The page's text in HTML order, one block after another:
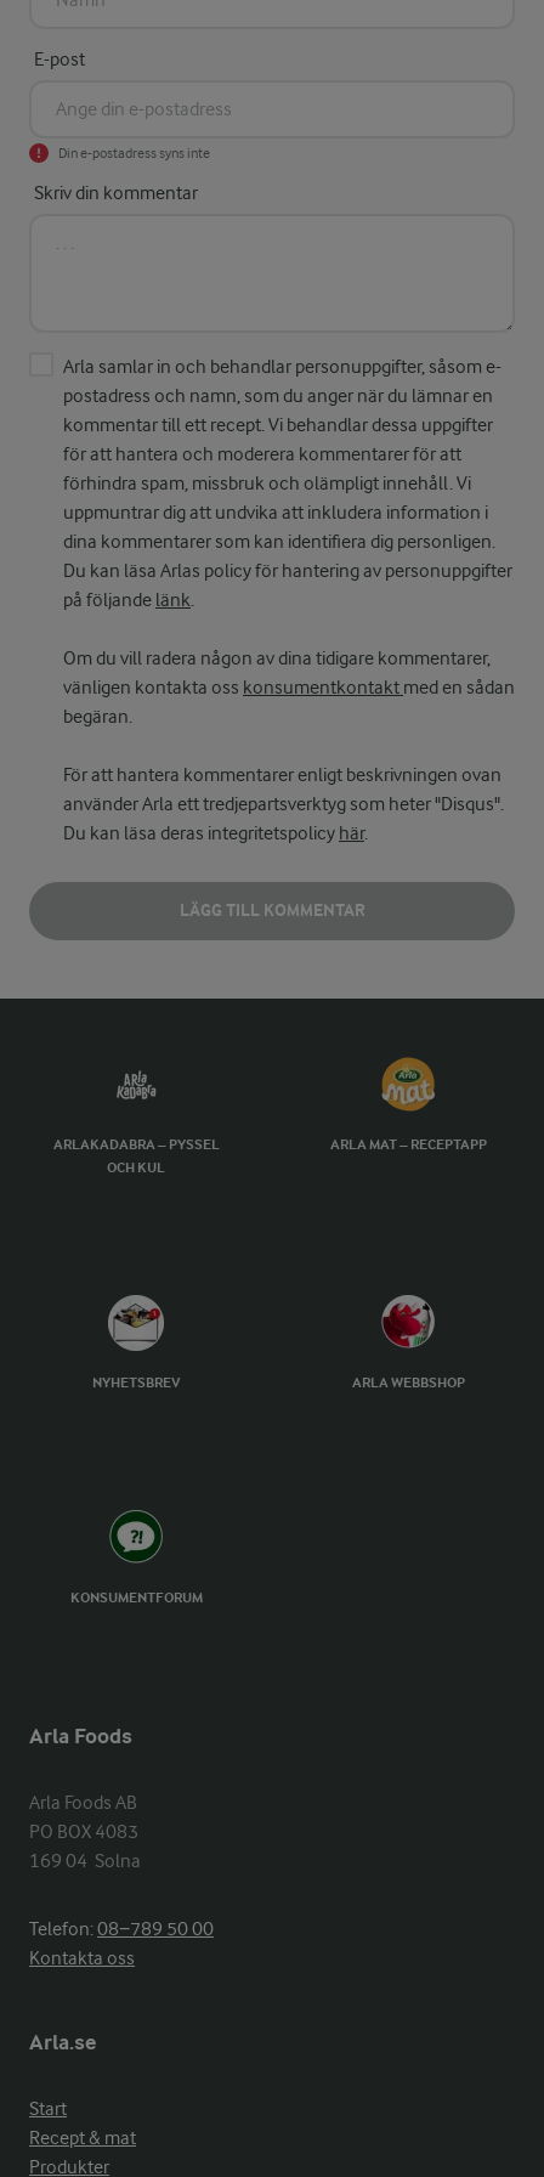
E-post
Din e-postadress syns inte
Skriv din kommentar
Arla samlar in och behandlar personuppgifter, såsom e-
postadress och namn, som du anger när du lämnar en
kommentar till ett recept. Vi behandlar dessa uppgifter
för att hantera och moderera kommentarer för att
förhindra spam, missbruk och olämpligt innehåll. Vi
uppmuntrar dig att undvika att inkludera information i
dina kommentarer som kan identifiera dig personligen.
Du kan läsa Arlas policy för hantering av personuppgifter
på följande länk.
Om du vill radera någon av dina tidigare kommentarer,
vänligen kontakta oss konsumentkontakt med en sådan
begäran.
För att hantera kommentarer enligt beskrivningen ovan
använder Arla ett tredjepartsverktyg som heter "Disqus".
Du kan läsa deras integritetspolicy här.
LÄGG TILL KOMMENTAR
ARLAKADABRA – PYSSEL
OCH KUL
ARLA MAT – RECEPTAPP
NYHETSBREV ARLA WEBBSHOP
KONSUMENTFORUM
Arla Foods
Arla Foods AB
PO BOX 4083
169 04  Solna
Telefon:08−789 50 00
Kontakta oss
Arla.se
Start
Recept & mat
Produkter